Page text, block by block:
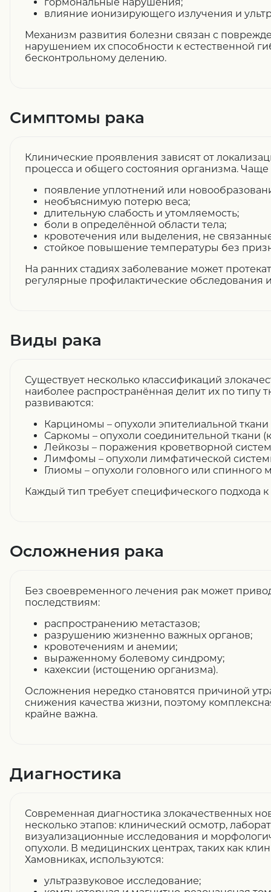
влияние ионизирующего излучения и
Механизм развития болезни связан с
нарушением их способности к естественной
бесконтрольному делению.
Симптомы рака
Клинические проявления зависят от
процесса и общего состояния организма.
появление уплотнений или
необъяснимую потерю веса;
длительную слабость и утомляемость;
боли в определённой области тела;
кровотечения или выделения, не
стойкое повышение температуры без
На ранних стадиях заболевание может
регулярные профилактические обследования
Виды рака
Существует несколько классификаций
наиболее распространённая делит их по типу
развиваются:
Карциномы – опухоли эпителиальной ткани
Саркомы – опухоли соединительной ткани
Лейкозы – поражения кроветворной
Лимфомы – опухоли лимфатической
Глиомы – опухоли головного или спинного
Каждый тип требует специфического подхода
Осложнения рака
Без своевременного лечения рак может
последствиям:
распространению метастазов;
разрушению жизненно важных органов;
кровотечениям и анемии;
выраженному болевому синдрому;
кахексии (истощению организма).
Осложнения нередко становятся причиной
снижения качества жизни, поэтому
крайне важна.
Диагностика
Современная диагностика злокачественных
несколько этапов: клинический осмотр,
визуализационные исследования и
опухоли. В медицинских центрах, таких как
Хамовниках, используются:
ультразвуковое исследование;